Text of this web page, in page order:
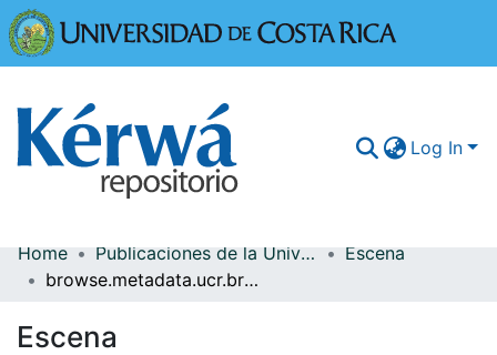
Log In
Communities & Collections
Home Publicaciones de la Universidad de Costa Rica
Escena
browse.metadata.ucr.breadcrumbs
Escena